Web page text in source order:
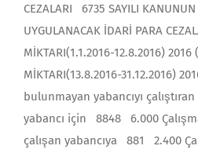
CEZALARI 6735 SAYILI KANUNUN
UYGULANACAK İDARİ PARA
MİKTARI(1.1.2016-12.8.2016) 2016
MİKTARI(13.8.2016-31.12.2016)
bulunmayan yabancıyı
yabancı için 8848 6.000
çalışan yabancıya 881 2.400